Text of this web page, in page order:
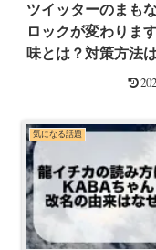
ツイッターのまも
ロックが変わりま
味とは？対策方法
気になる話題